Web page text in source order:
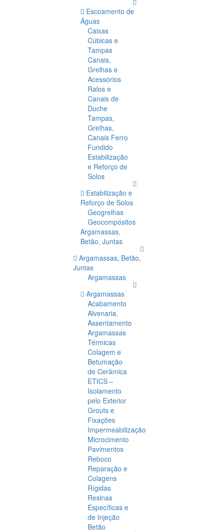
Escoamento de
Águas
Caixas
Cúbicas e
Tampas
Canais,
Grelhas e
Acessórios
Ralos e
Canais de
Duche
Tampas,
Grelhas,
Canais Ferro
Fundido
Estabilização
e Reforço de
Solos
Estabilização e
Reforço de Solos
Geogrelhas
Geocompósitos
Argamassas,
Betão, Juntas
Argamassas, Betão,
Juntas
Argamassas
Argamassas
Acabamento
Alvenaria,
Assentamento
Argamassas
Térmicas
Colagem e
Betumação
de Cerâmica
ETICS –
Isolamento
pelo Exterior
Grouts e
Fixações
Impermeabilização
Microcimento
Pavimentos
Reboco
Reparação e
Colagens
Rígidas
Resinas
Específicas e
de Injeção
Betão